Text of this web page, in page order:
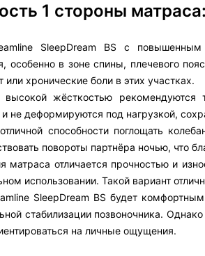
1 стороны
SleepDream BS с
особенно в зоне спины, плечевого
или хронические боли в этих участках.
жёсткостью
не деформируются под нагрузкой,
способности поглощать
повороты партнёра ночью, что
матраса отличается прочностью и
использовании. Такой вариант
SleepDream BS будет
стабилизации позвоночника.
на личные ощущения.